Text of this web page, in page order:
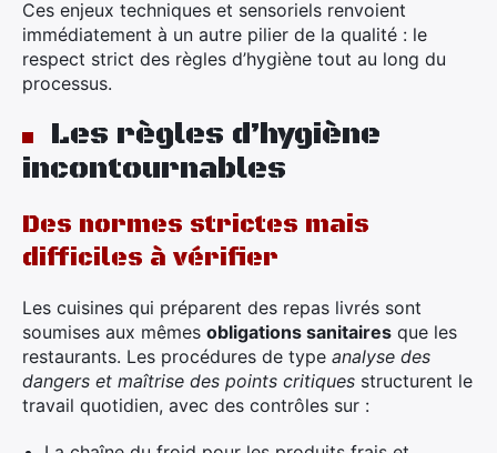
Ces enjeux techniques et sensoriels renvoient
immédiatement à un autre pilier de la qualité : le
respect strict des règles d’hygiène tout au long du
processus.
Les règles d’hygiène
incontournables
Des normes strictes mais
difficiles à vérifier
Les cuisines qui préparent des repas livrés sont
soumises aux mêmes obligations sanitaires que les
restaurants. Les procédures de type analyse des
dangers et maîtrise des points critiques structurent le
travail quotidien, avec des contrôles sur :